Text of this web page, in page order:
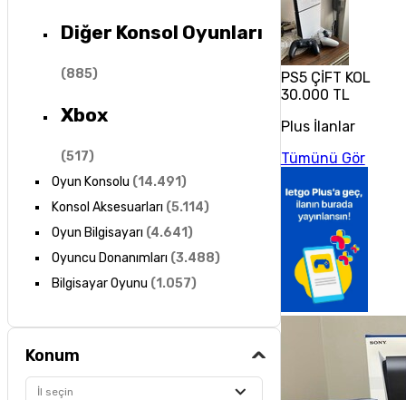
Diğer Konsol Oyunları
(885)
Xbox
(517)
Oyun Konsolu (14.491)
Konsol Aksesuarları (5.114)
Oyun Bilgisayarı (4.641)
Oyuncu Donanımları (3.488)
Bilgisayar Oyunu (1.057)
Konum
İl seçin
PS5 ÇİFT KOL
30.000 TL
Plus İlanlar
Tümünü Gör